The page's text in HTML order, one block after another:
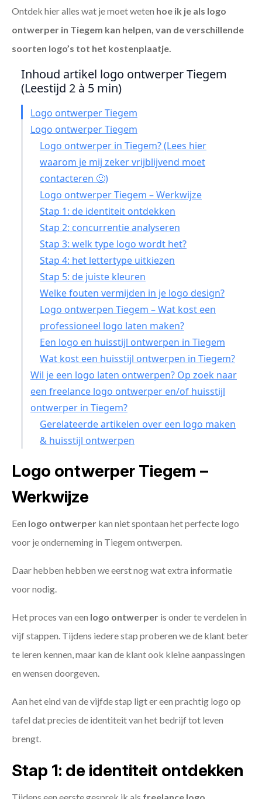
Ontdek hier alles wat je moet weten hoe ik je als logo
ontwerper in Tiegem kan helpen, van de verschillende
soorten logo’s tot het kostenplaatje.
Inhoud artikel logo ontwerper Tiegem
(Leestijd 2 à 5 min)
Logo ontwerper Tiegem
Logo ontwerper Tiegem
Logo ontwerper in Tiegem? (Lees hier
waarom je mij zeker vrijblijvend moet
contacteren 🙂)
Logo ontwerper Tiegem – Werkwijze
Stap 1: de identiteit ontdekken
Stap 2: concurrentie analyseren
Stap 3: welk type logo wordt het?
Stap 4: het lettertype uitkiezen
Stap 5: de juiste kleuren
Welke fouten vermijden in je logo design?
Logo ontwerpen Tiegem – Wat kost een
professioneel logo laten maken?
Een logo en huisstijl ontwerpen in Tiegem
Wat kost een huisstijl ontwerpen in Tiegem?
Wil je een logo laten ontwerpen? Op zoek naar
een freelance logo ontwerper en/of huisstijl
ontwerper in Tiegem?
Gerelateerde artikelen over een logo maken
& huisstijl ontwerpen
Logo ontwerper Tiegem –
Werkwijze
Een logo ontwerper kan niet spontaan het perfecte logo
voor je onderneming in Tiegem ontwerpen.
Daar hebben hebben we eerst nog wat extra informatie
voor nodig.
Het proces van een logo ontwerper is onder te verdelen in
vijf stappen. Tijdens iedere stap proberen we de klant beter
te leren kennen, maar kan de klant ook kleine aanpassingen
en wensen doorgeven.
Aan het eind van de vijfde stap ligt er een prachtig logo op
tafel dat precies de identiteit van het bedrijf tot leven
brengt.
Stap 1: de identiteit ontdekken